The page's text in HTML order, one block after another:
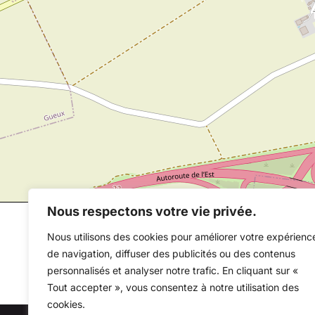
Nous respectons votre vie privée.
Nous utilisons des cookies pour améliorer votre
de navigation, diffuser des publicités ou des contenus
personnalisés et analyser notre trafic. En cliquant sur «
Tout accepter », vous consentez à notre utilisation des
cookies.